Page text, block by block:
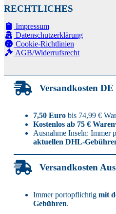
RECHTLICHES
Impressum
Datenschutzerklärung
Cookie-Richtlinien
AGB/Widerrufsrecht
Versandkosten DE
7,50 Euro bis 74,99 €
Kostenlos ab 75 €
Ausnahme Inseln: Immer
aktuellen DHL-
Versandkosten
Immer portopflichtig mit
Gebühren.